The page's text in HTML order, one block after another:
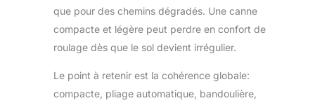
que pour des chemins dégradés. Une canne
compacte et légère peut perdre en confort de
roulage dès que le sol devient irrégulier.
Le point à retenir est la cohérence globale:
compacte, pliage automatique, bandoulière,